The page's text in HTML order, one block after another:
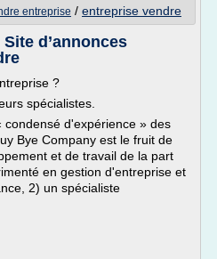
entreprise / entreprise vendre
d’annonces
?
spécialistes.
condensé d'expérience » des
Bye Company est le fruit de
et de travail de la part
en gestion d'entreprise et
2) un spécialiste